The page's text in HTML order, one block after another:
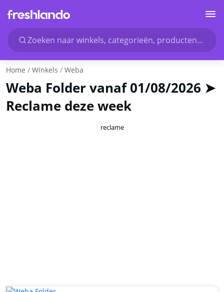
Zoeken naar winkels, categorieën, producten...
Home Winkels Weba
Weba Folder vanaf 01/08/2026 ➤
Reclame deze week
reclame